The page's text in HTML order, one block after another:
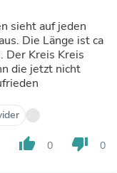
sieht auf jeden
Die Länge ist ca
Der Kreis Kreis
die jetzt nicht
thumb_up 0 thumb_down 0